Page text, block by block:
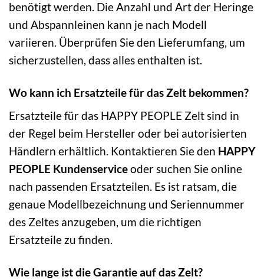
benötigt werden. Die Anzahl und Art der Heringe
und Abspannleinen kann je nach Modell
variieren. Überprüfen Sie den Lieferumfang, um
sicherzustellen, dass alles enthalten ist.
Wo kann ich Ersatzteile für das Zelt bekommen?
Ersatzteile für das HAPPY PEOPLE Zelt sind in
der Regel beim Hersteller oder bei autorisierten
Händlern erhältlich. Kontaktieren Sie den HAPPY
PEOPLE Kundenserviceoder suchen Sie online
nach passenden Ersatzteilen. Es ist ratsam, die
genaue Modellbezeichnung und Seriennummer
des Zeltes anzugeben, um die richtigen
Ersatzteile zu finden.
Wie lange ist die Garantie auf das Zelt?